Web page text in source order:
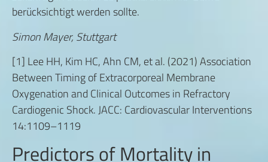
berücksichtigt werden sollte.
Simon Mayer, Stuttgart
[1] Lee HH, Kim HC, Ahn CM, et al. (2021) Association
Between Timing of Extracorporeal Membrane
Oxygenation and Clinical Outcomes in Refractory
Cardiogenic Shock. JACC: Cardiovascular Interventions
14:1109–1119
Predictors of Mortality in